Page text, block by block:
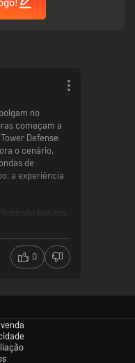
rule sets that you'll need
the risk of integrating
no
começam a
Defense
o cenário,
de
a experiência
são bonitos
na parte
Mas quando
e destruir
errado e
do
0